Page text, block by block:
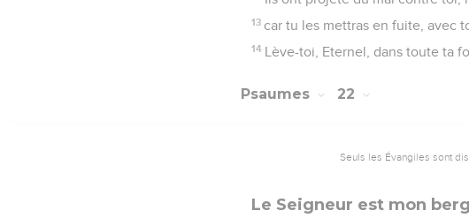
13 car tu les mettras en fuite, avec
14 Lève-toi, Eternel, dans toute ta
Psaumes 22
Seuls les Évangiles sont
Le Seigneur est mon